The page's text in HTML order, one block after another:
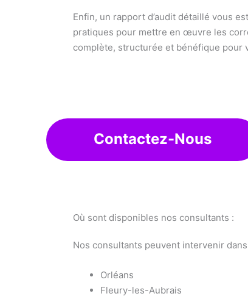
Enfin, un rapport d’audit détaillé vous
pratiques pour mettre en œuvre les
complète, structurée et bénéfique pour
Contactez-Nous
Où sont disponibles nos consultants :
Nos consultants peuvent intervenir
Orléans
Fleury-les-Aubrais